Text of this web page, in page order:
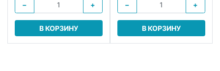
−
+
В КОРЗИНУ
−
+
В КОРЗИНУ